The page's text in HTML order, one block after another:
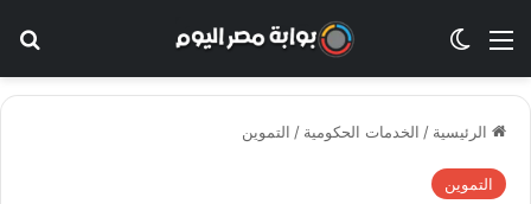
القائمة الوضع المظلم
الرئيسية / الخدمات الحكومية / التموين
التموين